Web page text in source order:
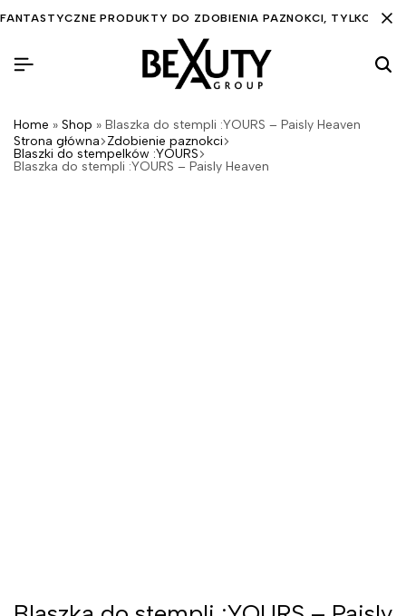
FANTASTYCZNE PRODUKTY DO ZDOBIENIA PAZNOKCI, TYLKO DLA
Home » Shop » Blaszka do stempli :YOURS – Paisly Heaven
Strona główna Zdobienie paznokci
Blaszki do stempelków :YOURS
Blaszka do stempli :YOURS – Paisly Heaven